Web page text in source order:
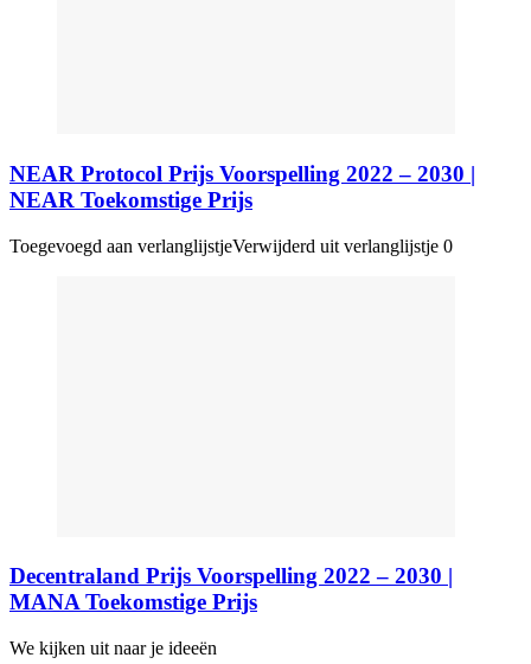
NEAR Protocol Prijs Voorspelling 2022 – 2030 |
NEAR Toekomstige Prijs
Toegevoegd aan verlanglijstjeVerwijderd uit verlanglijstje 0
Decentraland Prijs Voorspelling 2022 – 2030 |
MANA Toekomstige Prijs
We kijken uit naar je ideeën